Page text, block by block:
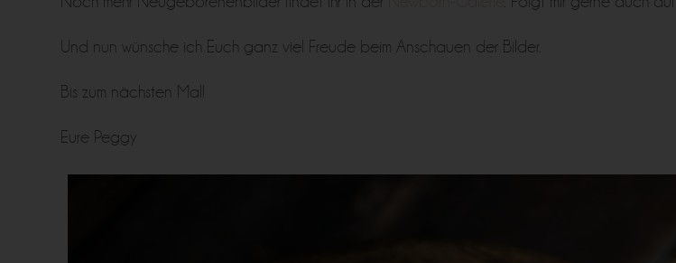
Und nun wünsche ich Euch ganz viel Freude beim Anschauen der Bilder.
Bis zum nächsten Mal!
Eure Peggy